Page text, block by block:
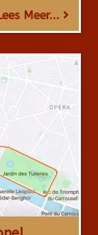
Meer...